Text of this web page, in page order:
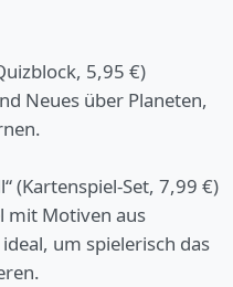
5,95 €)
Neues über Planeten,
(Kartenspiel-Set, 7,99 €)
mit Motiven aus
um spielerisch das